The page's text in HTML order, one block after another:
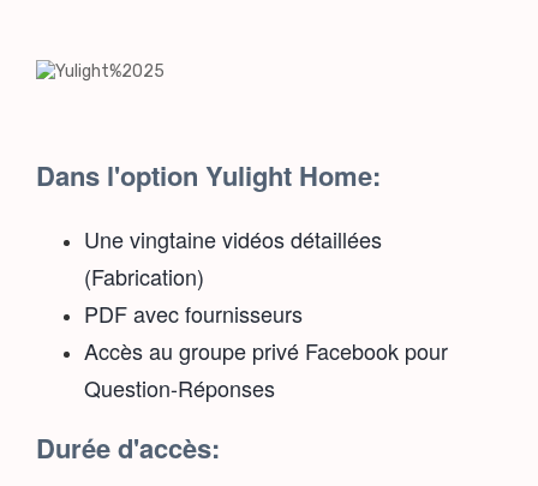
Dans l'option Yulight Home:
Une vingtaine vidéos détaillées
(Fabrication)
PDF avec fournisseurs
Accès au groupe privé Facebook pour
Question-Réponses
Durée d'accès: